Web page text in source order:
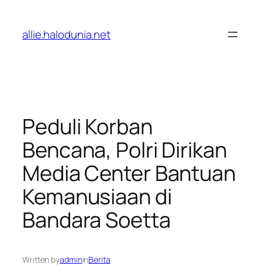
konten
allie.halodunia.net
Peduli Korban
Bencana, Polri Dirikan
Media Center Bantuan
Kemanusiaan di
Bandara Soetta
Written byadmininBerita